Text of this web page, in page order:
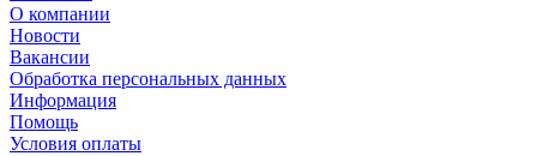
О компании
Новости
Вакансии
Обработка персональных данных
Информация
Помощь
Условия оплаты